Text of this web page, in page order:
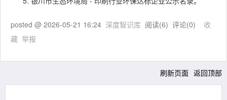
posted @ 2026-05-21 16:24 深度智识库 阅读(6) 评论(0) 收
藏 举报
刷新页面 返回顶部